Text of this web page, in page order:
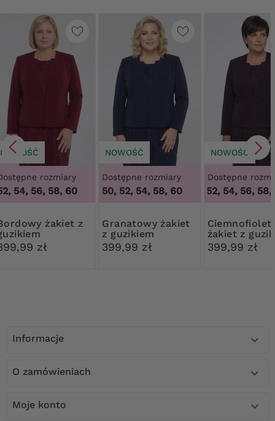
NOWOŚĆ
rozmiary
54, 56, 58, 60
z
zł
NOWOŚĆ
Dostępne rozmiary
50, 52, 54, 58, 60
Granatowy żakiet
z guzikiem
399,99 zł
NOWOŚĆ
Dostępne
50, 52, 54, 56, 58,
Ciemnofioletowy
żakiet z
399,99 zł
Informacje 
O zamówieniach 
Moje konto 